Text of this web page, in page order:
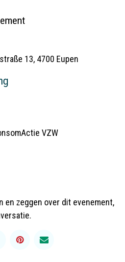
13, 4700 Eupen
VZW
en zeggen over dit evenement,